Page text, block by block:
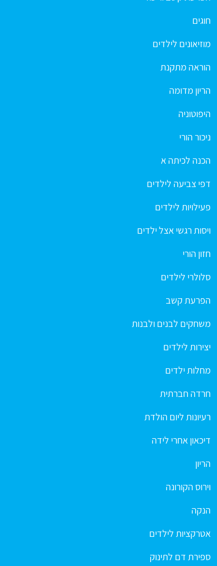
חוגים
מוזיאונים לילדים
הוראה מתקנת
הריון מדומה
היפוטוניה
ניכור הורי
הכנה לכיתה א
דפי צביעה לילדים
פעילויות לילדים
ויסות רגשי אצל ילדים
חזון הורי
סלולרי לילדים
הפרעת קשב
משחקים לבנים ולבנות
יצירות לילדים
מחלות ילדים
חרדה חברתית
רעיונות ליום הולדת
דיכאון אחרי לידה
הריון
וירוס הקורונה
הנקה
אטרקציות לילדים
ספירת דם לתינוק